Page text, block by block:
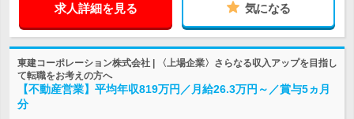
求人詳細を見る 気になる
東建コーポレーション株式会社 | 〈上場企業〉さらなる収入アップを目指し
て転職をお考えの方へ
【不動産営業】平均年収819万円／月給26.3万円～／賞与5ヵ月
分